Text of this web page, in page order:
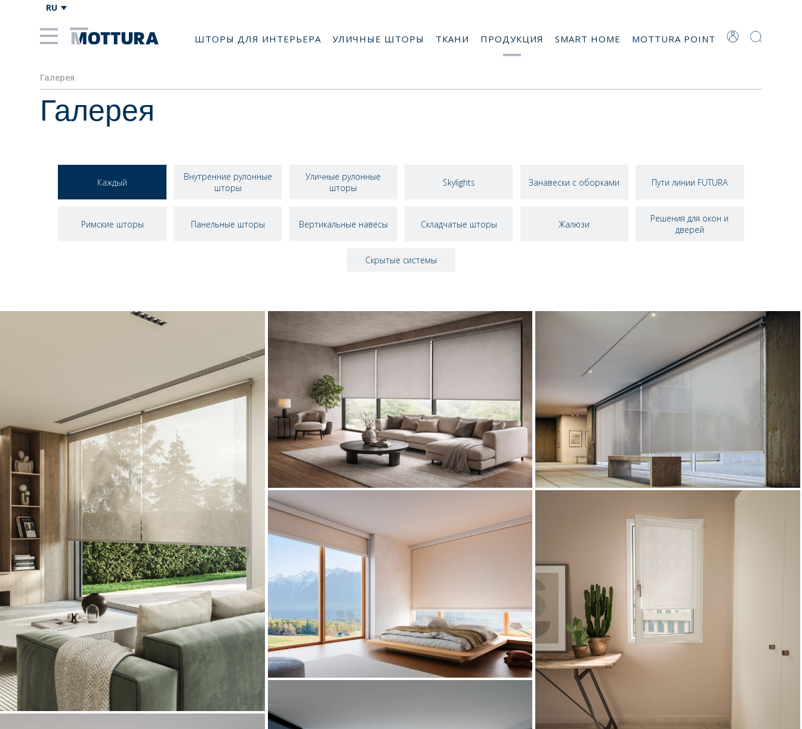
RU
ШТОРЫ ДЛЯ ИНТЕРЬЕРА УЛИЧНЫЕ ШТОРЫ ТКАНИ ПРОДУКЦИЯ SMART HOME MOTTURA POINT
Галерея
Галерея
Каждый
Внутренние рулонные
шторы
Уличные рулонные
шторы
Skylights Занавески с оборками Пути линии FUTURA
Римские шторы Панельные шторы Вертикальные навесы Складчатые шторы Жалюзи
Решения для окон и
дверей
Скрытые системы